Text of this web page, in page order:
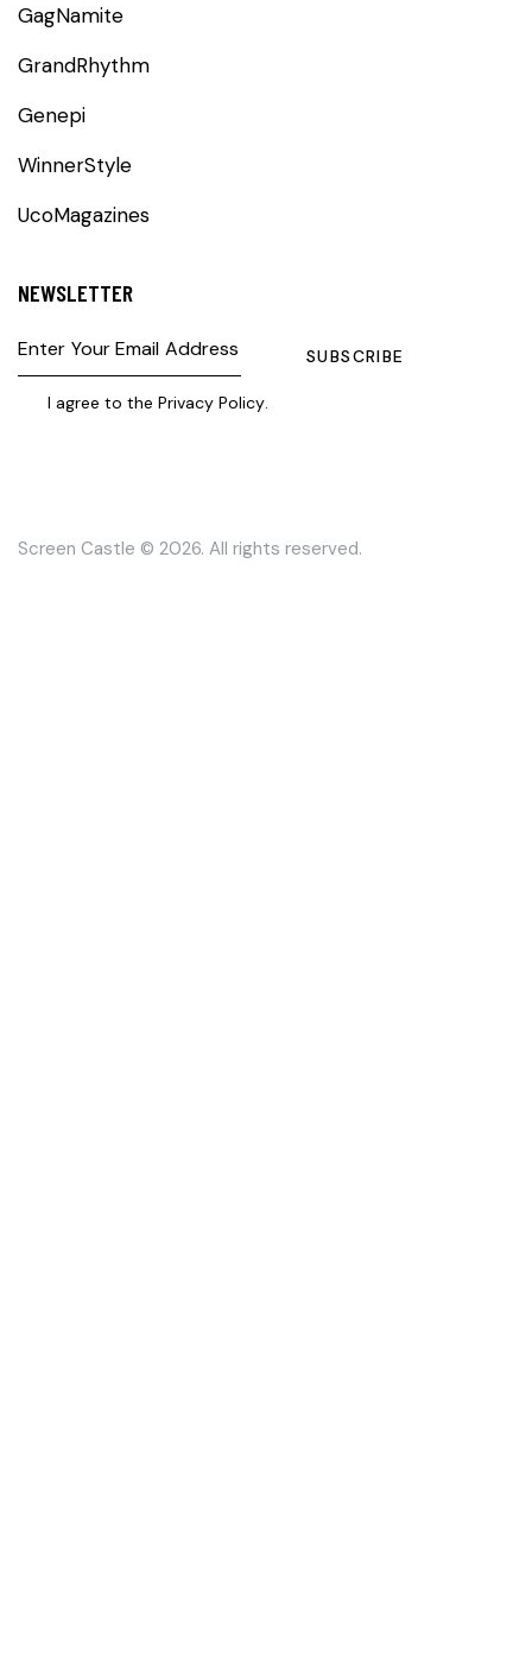
GagNamite
GrandRhythm
Genepi
WinnerStyle
UcoMagazines
NEWSLETTER
SUBSCRIBE
I agree to thePrivacy Policy.
Screen Castle © 2026. All rights reserved.